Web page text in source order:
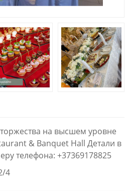
на высшем уровне
& Banquet Hall Детали в
телефона: +37369178825
4